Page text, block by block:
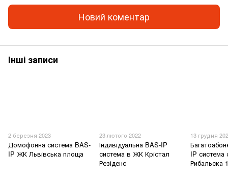
Новий коментар
Інші записи
2 березня 2023
Домофонна система BAS-
IP ЖК Львівська площа
23 лютого 2022
Індивідуальна BAS-IP
система в ЖК Крістал
Резіденс
13 грудня
IP система
Рибальска